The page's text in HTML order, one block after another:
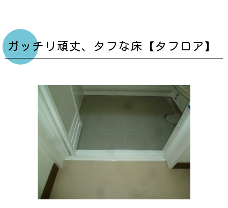
ガッチリ頑丈、タフな床【タフロア】